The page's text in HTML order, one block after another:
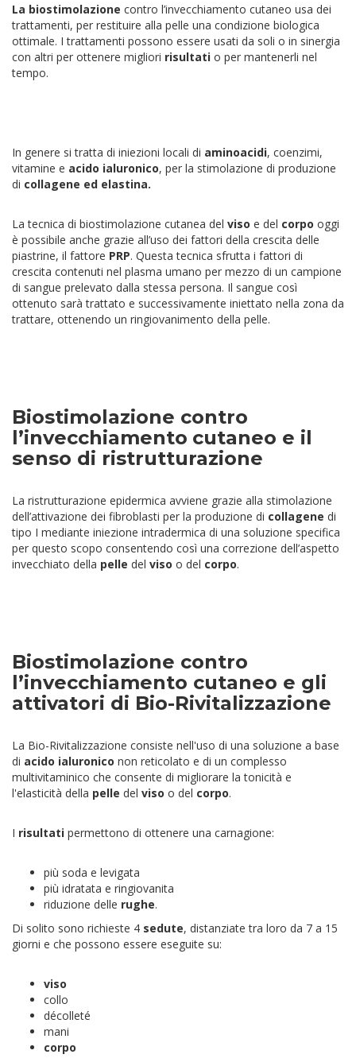
La biostimolazione contro l’invecchiamento cutaneo usa dei
trattamenti, per restituire alla pelle una condizione biologica
ottimale. I trattamenti possono essere usati da soli o in sinergia
con altri per ottenere migliori risultati o per mantenerli nel
tempo.
In genere si tratta di iniezioni locali di aminoacidi, coenzimi,
vitamine e acido ialuronico, per la stimolazione di produzione
di collagene ed elastina.
La tecnica di biostimolazione cutanea del viso e del corpo oggi
è possibile anche grazie all’uso dei fattori della crescita delle
piastrine, il fattore PRP. Questa tecnica sfrutta i fattori di
crescita contenuti nel plasma umano per mezzo di un campione
di sangue prelevato dalla stessa persona. Il sangue così
ottenuto sarà trattato e successivamente iniettato nella zona da
trattare, ottenendo un ringiovanimento della pelle.
Biostimolazione contro
l’invecchiamento cutaneo e il
senso di ristrutturazione
La ristrutturazione epidermica avviene grazie alla stimolazione
dell’attivazione dei fibroblasti per la produzione di collagene di
tipo I mediante iniezione intradermica di una soluzione specifica
per questo scopo consentendo così una correzione dell’aspetto
invecchiato della pelle del viso o del corpo.
Biostimolazione contro
l’invecchiamento cutaneo e gli
attivatori di Bio-Rivitalizzazione
La Bio-Rivitalizzazione consiste nell'uso di una soluzione a base
di acido ialuronico non reticolato e di un complesso
multivitaminico che consente di migliorare la tonicità e
l'elasticità della pelle del viso o del corpo.
I risultati permettono di ottenere una carnagione:
più soda e levigata
più idratata e ringiovanita
riduzione delle rughe.
Di solito sono richieste 4 sedute, distanziate tra loro da 7 a 15
giorni e che possono essere eseguite su:
viso
collo
décolleté
mani
corpo